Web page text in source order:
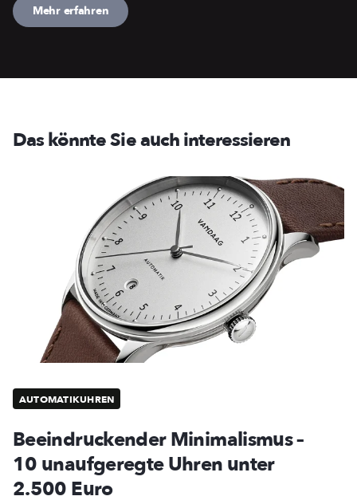
Mehr erfahren
Das könnte Sie auch interessieren
AUTOMATIKUHREN
Beeindruckender Minimalismus –
10 unaufgeregte Uhren unter
2.500 Euro